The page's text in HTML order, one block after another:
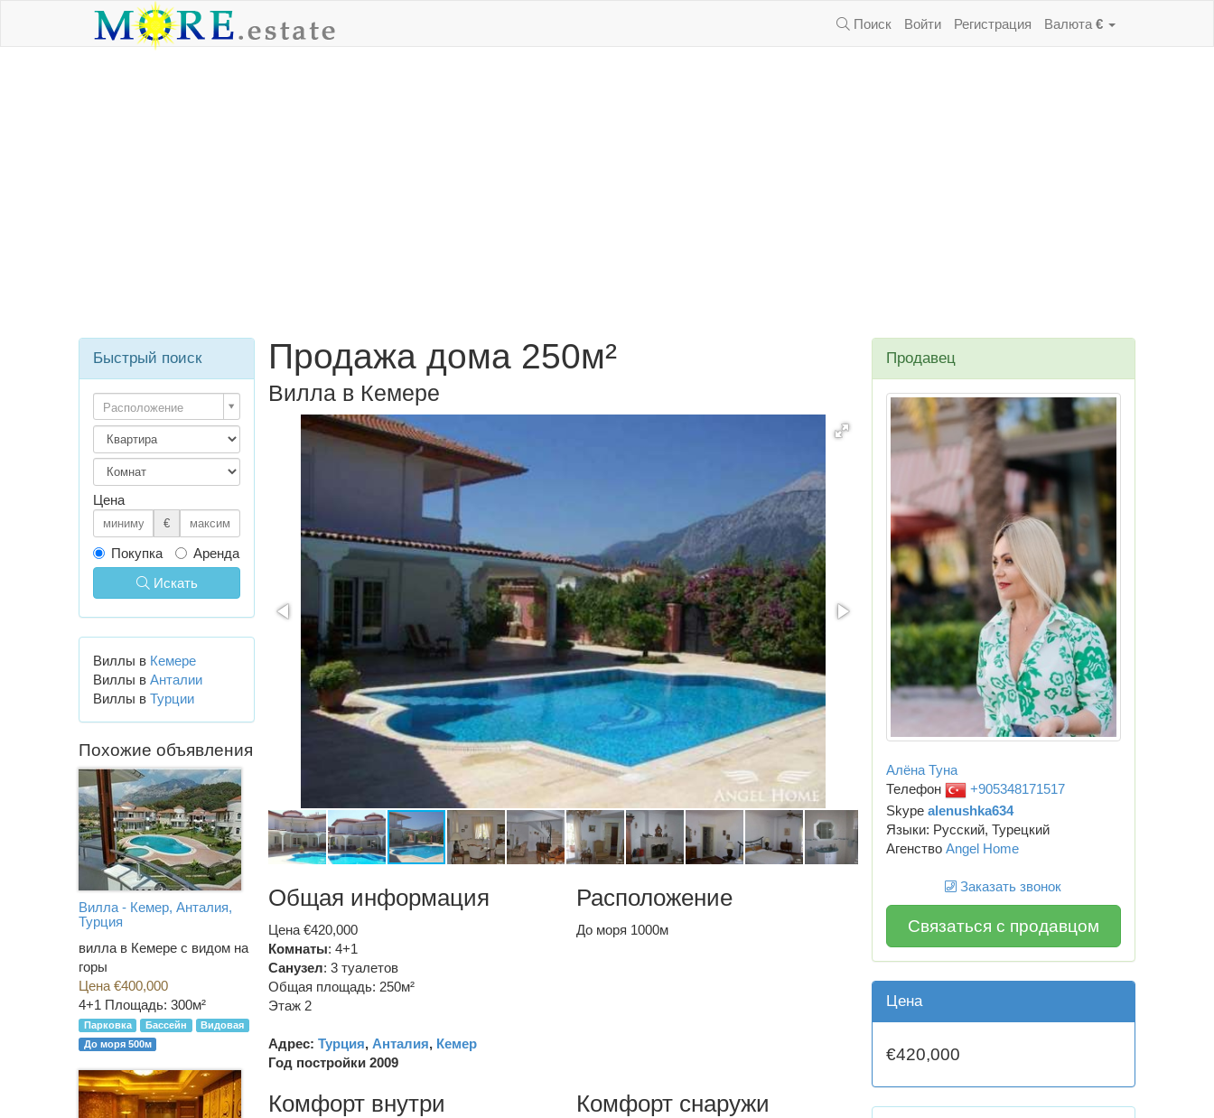
Поиск Войти Регистрация Валюта €
Продажа дома 250м²
Вилла в Кемере
Общая информация
Цена €420,000
Комнаты: 4+1
Санузел: 3 туалетов
Общая площадь: 250м²
Этаж 2
Адрес: Турция, Анталия, Кемер
Год постройки 2009
Расположение
До моря 1000м
Комфорт внутри Комфорт снаружи
Продавец
Алёна Туна
Телефон
+905348171517
Skype alenushka634
Языки: Русский, Турецкий
Агенство Angel Home
Заказать звонок
Связаться с продавцом
Цена
€420,000
Быстрый поиск
Расположение
Цена
€
Покупка
Аренда
Искать
Виллы в Кемере
Виллы в Анталии
Виллы в Турции
Похожие объявления
Вилла - Кемер, Анталия,
Турция
вилла в Кемере с видом на
горы
Цена €400,000
4+1 Площадь: 300м²
Парковка Бассейн
Видовая
До моря 500м